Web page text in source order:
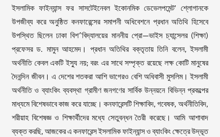
ইসলামিক ফাইন্যান্স ফর সাসটেইনেবল ইকোনমিক ডেভেলপমেন্ট’ শ্লোগানকে
উপজীব্য করে অনুষ্ঠিত কনফারেন্সের সমাপনী অধিবেশনে প্রধান অতিথি হিসেবে
উপস্থিত ছিলেন ঢাকা বিশ^বিদ্যালয়ের মাননীয় প্রো—ভাইস চ্যান্সেলর (শিক্ষা)
প্রফেসর ড. মামুন আহমেদ। প্রধান অতিথির বক্তৃতায় তিনি বলেন, ইসলামী
অর্থনীতি কেবল একটি ইস্যু নয়; বরং এর সাথে সম্পৃক্ত রয়েছে লক্ষ কোটি মানুষের
দৈনন্দিন জীবন। এ দেশের শতকরা আশি ভাগেরও বেশি অধিবাসী মুসলিম। ইসলামী
অর্থনীতি ও ব্যাংকিং ব্যবস্থা গ্রামীণ জনগণের সার্বিক উন্নয়নে বিভিন্ন প্রকল্পের
মাধ্যমে বিশেষভাবে কাজ করে যাচ্ছে। কনফারেন্সটি শিক্ষাবিদ, গবেষক, অর্থনীতিবিদ,
শরীয়াহ বিশেষজ্ঞ ও শিক্ষার্থীদের মধ্যে সেতুবন্ধন তৈরী করেছে। আমি আশাবাদ
ব্যক্ত করছি, আজকের এ কনফারেন্স ইসলামিক ফাইন্যান্স ও ব্যাংকিং ক্ষেত্রে উদ্ভূত